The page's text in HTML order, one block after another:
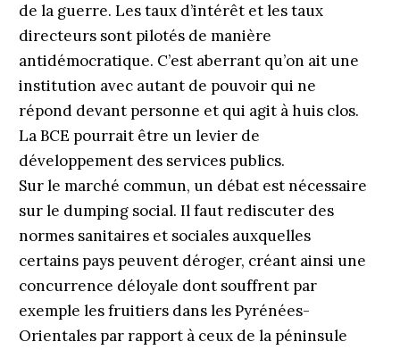
de la guerre. Les taux d’intérêt et les taux
directeurs sont pilotés de manière
antidémocratique. C’est aberrant qu’on ait une
institution avec autant de pouvoir qui ne
répond devant personne et qui agit à huis clos.
La BCE pourrait être un levier de
développement des services publics.
Sur le marché commun, un débat est nécessaire
sur le dumping social. Il faut rediscuter des
normes sanitaires et sociales auxquelles
certains pays peuvent déroger, créant ainsi une
concurrence déloyale dont souffrent par
exemple les fruitiers dans les Pyrénées-
Orientales par rapport à ceux de la péninsule